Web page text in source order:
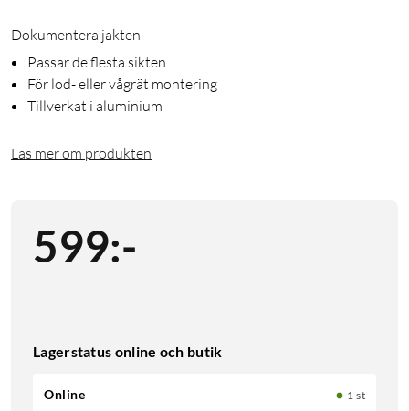
Dokumentera jakten
Passar de flesta sikten
För lod- eller vågrät montering
Tillverkat i aluminium
Läs mer om produkten
599:-
Lagerstatus online och butik
Online
1 st